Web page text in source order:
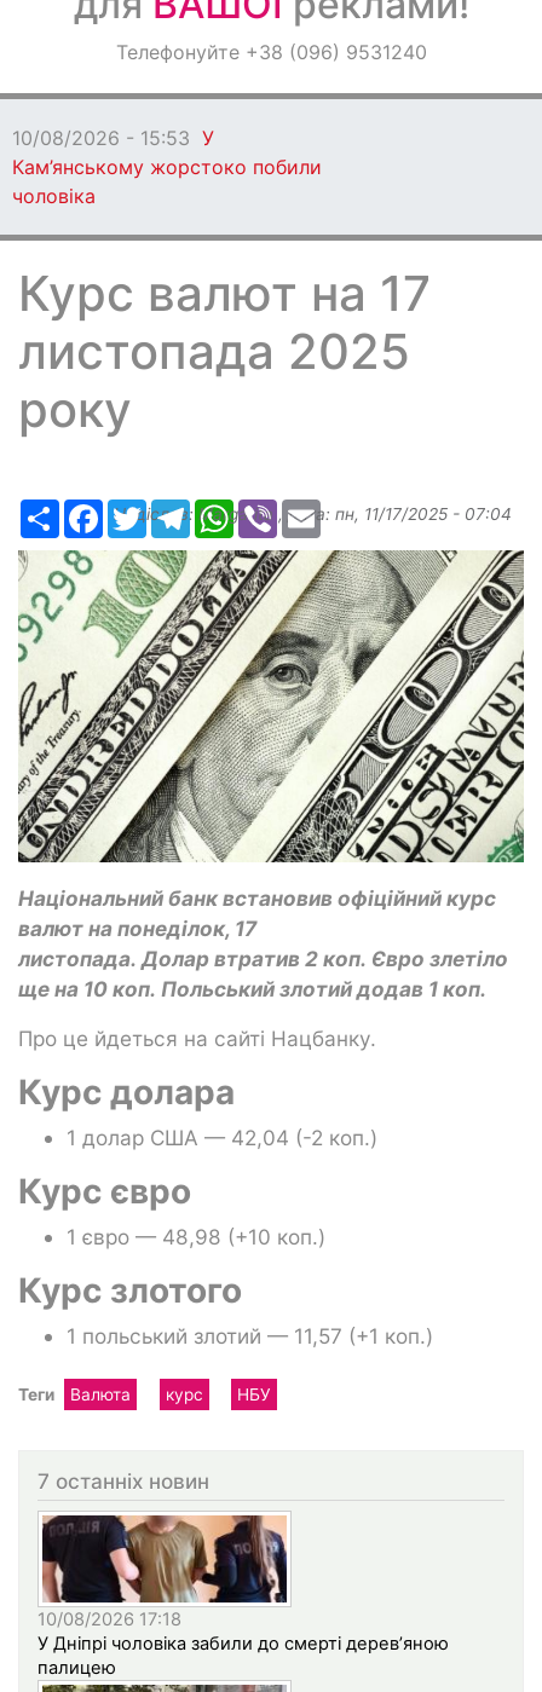
ОголошенняТелефонуйте +38 (096) 9531240
10/08/2026 - 15:53 У
Кам’янському жорстоко побили
чоловіка
Курс валют на 17
листопада 2025
року
РесурсFacebook
TwitterTelegramWhatsApp
ViberEmail
Надіслав: Margarita , дата: пн, 11/17/2025 - 07:04
Національний банк встановив офіційний курс
валют на понеділок, 17
листопада. Долар втратив 2 коп. Євро злетіло
ще на 10 коп. Польський злотий додав 1 коп.
Про це йдеться на сайті Нацбанку.
Курс долара
1 долар США — 42,04 (-2 коп.)
Курс євро
1 євро — 48,98 (+10 коп.)
Курс злотого
1 польський злотий — 11,57 (+1 коп.)
Теги Валюта курс НБУ
7 останніх новин
10/08/2026 17:18
У Дніпрі чоловіка забили до смерті дерев’яною
палицею